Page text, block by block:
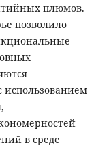
плюмов.
позволило
использованием
в среде